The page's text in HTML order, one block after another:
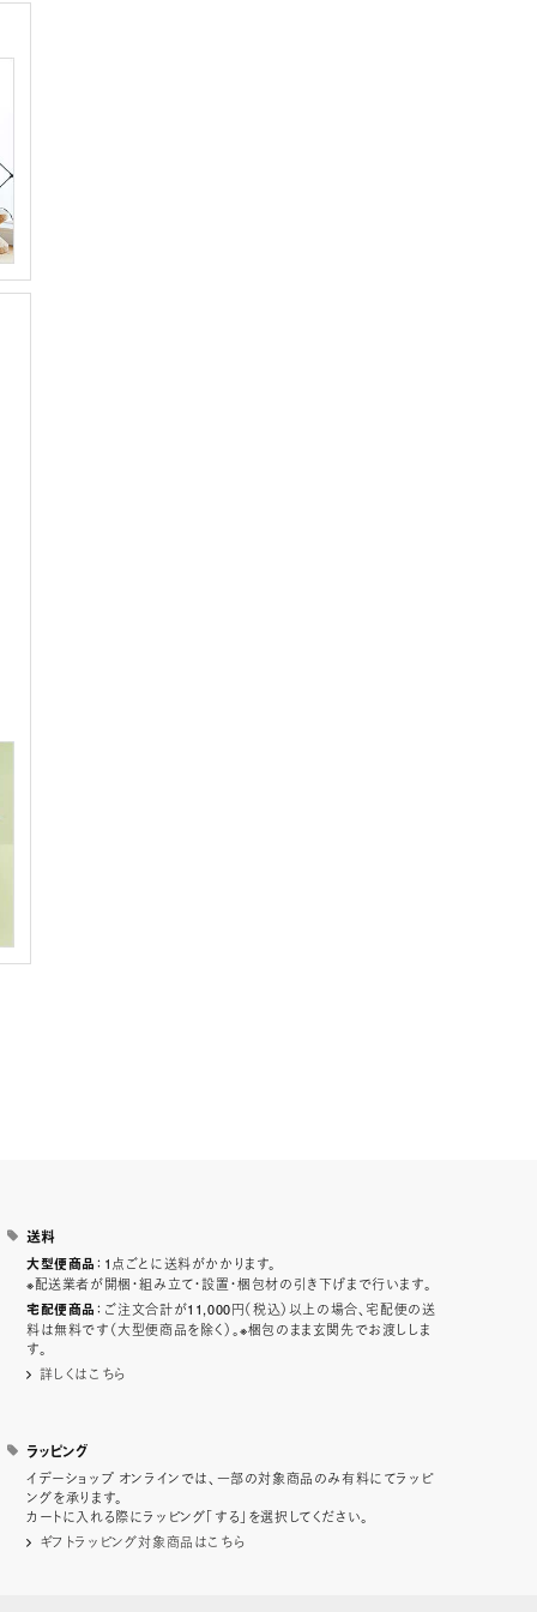
送料
大型便商品 ：1点ごとに送料がかかります。
※配送業者が開梱・組み立て・設置・梱包材の引き下げまで行います。
宅配便商品 ：ご注文合計が11,000円（税込）以上の場合、宅配便の送
料は無料です（大型便商品を除く）。※梱包のまま玄関先でお渡ししま
す。
詳しくはこちら
ラッピング
イデーショップ オンラインでは、一部の対象商品のみ有料にてラッピ
ングを承ります。
カートに入れる際にラッピング「する」を選択してください。
ギフトラッピング対象商品はこちら